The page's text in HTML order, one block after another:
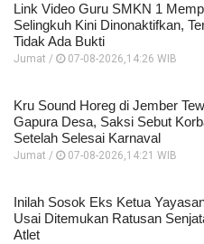
Link Video Guru SMKN 1
Selingkuh Kini Dinonaktifkan,
Tidak Ada Bukti
Jumat / 07-08-2026,14:26 WIB
Kru Sound Horeg di Jember
Gapura Desa, Saksi Sebut
Setelah Selesai Karnaval
Jumat / 07-08-2026,14:21 WIB
Inilah Sosok Eks Ketua
Usai Ditemukan Ratusan
Atlet